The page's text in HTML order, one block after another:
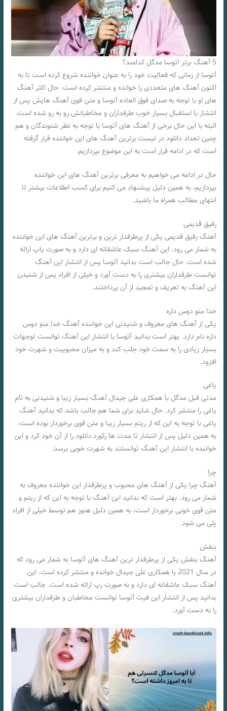
5 آهنگ برتر آتوسا مدگل کدامند؟
آتوسا از زمانی که فعالیت خود را به عنوان خواننده شروع کرده است تا به
اکنون آهنگ‌ های متعددی را خوانده و منتشر کرده است. حال اکثر آهنگ‌
های او با توجه به صدای فوق العاده آتوسا و متن قوی آهنگ‌ هایش پس از
انتشار با استقبال بسیار خوب طرفداران و مخاطبانش رو به رو شده است.
البته با این حال برخی از آهنگ‌ های آتوسا با توجه به نظر شنوندگان و هم
چنین تعداد دانلود در لیست برترین آهنگ‌ های این خواننده قرار گرفته
است که در ادامه قرار است به این موضوع بپردازیم.
حال در ادامه می خواهیم به معرفی برترین آهنگ‌ های این خواننده
بپردازیم، به همین دلیل پیشنهاد می‌ کنیم برای کسب اطلاعات بیشتر تا
انتهای مطالب همراه ما باشید.
رفیق قدیمی
آهنگ رفیق قدیمی یکی از پرطرفدار ترین و برترین آهنگ های این خواننده
به شمار می‌ رود. این آهنگ سبک عاشقانه ای دارد و به صورت پاپ ارائه
شده است. حال جالب است بدانید آتوسا پس از انتشار این آهنگ
توانست طرفداران بیشتری را به دست آورد و خیلی از افراد پس از شنیدن
این آهنگ به تعریف و تمجید از آن پرداختند.
خدا منو دوس داره
یکی از آهنگ های معروف و شنیدنی این خواننده آهنگ خدا منو دوس
داره نام دارد. بهتر است بدانید آتوسا با انتشار این آهنگ توانست توجهات
بسیار زیادی را به سمت خود جلب کند و به میزان محبوبیت و شهرت خود
افزود.
یاغی
مدتی قبل مدگل با همکاری علی جیدال آهنگ بسیار زیبا و شنیدنی به نام
یاغی را منتشر کرد. حال شاید برای شما هم جالب باشد که بدانید آهنگ
یاغی با توجه به این که از ریتم بسیار زیبا و متن قوی برخوردار بوده است،
به همین دلیل پس از انتشار تا مدت ها رکورد دانلود را از آن خود کرد و این
خواننده با انتشار این آهنگ توانستند به شهرت خوبی برسد.
چرا
آهنگ چرا یکی از آهنگ های محبوب و پرطرفدار این خواننده معروف به
شمار می‌ رود. بهتر است که بدانید این آهنگ با توجه به این که از ریتم و
متن قوی خوبی برخوردار است، به همین دلیل هنوز هم توسط خیلی از افراد
پلی می شود.
بنفش
آهنگ بنفش یکی از پرطرفدار ترین آهنگ های آتوسا به شمار می‌ رود که
در سال 2021 با همکاری علی جیدال خوانده و منتشر کرده است. این
آهنگ سبک عاشقانه ای دارد و به صورت رپ ارائه شده است. جالب است
بدانید پس از انتشار این فیت آتوسا توانست مخاطبان و طرفداران بیشتری
را به دست آورد.